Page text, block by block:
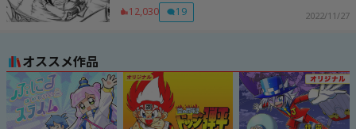
12,030 19 2022/11/27
オススメ作品